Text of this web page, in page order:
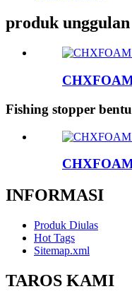
produk unggulan
Fishing stopper
INFORMASI
Produk Diulas
Hot Tags
Sitemap.xml
TAROS KAMI